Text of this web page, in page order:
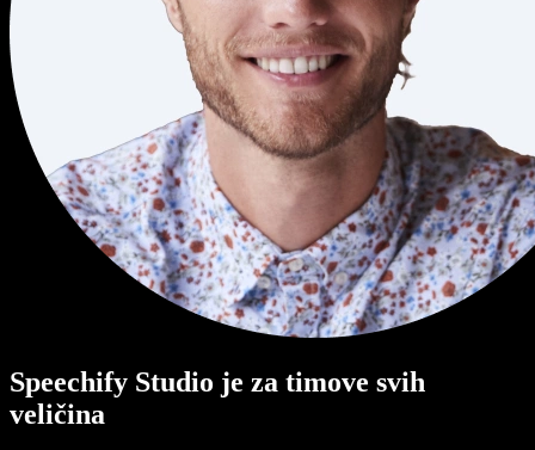
Speechify Studio je za timove svih
veličina